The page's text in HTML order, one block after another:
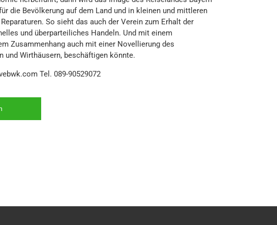
die Bevölkerung auf dem Land und in kleinen und mittleren
So sieht das auch der Verein zum Erhalt der
und überparteiliches Handeln. Und mit einem
Zusammenhang auch mit einer Novellierung des
und Wirthäusern, beschäftigen könnte.
Tel. 089-90529072